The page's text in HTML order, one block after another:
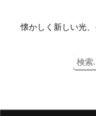
プ
懐かしく新しい光
検
索: